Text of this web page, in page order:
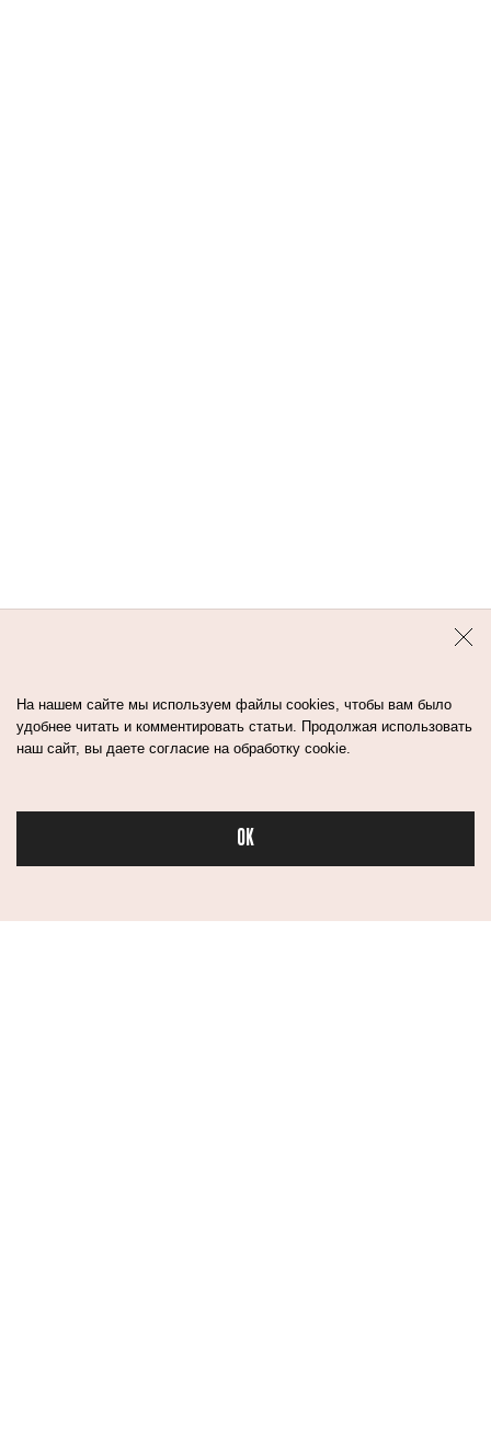
На нашем сайте мы используем файлы cookies, чтобы вам было
удобнее читать и комментировать статьи. Продолжая использовать
наш сайт, вы даете согласие на обработку cookie.
OK